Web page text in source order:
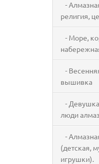
-
религия,
- Море,
-
вышивка
-
люди
-
(детская,
игрушки).